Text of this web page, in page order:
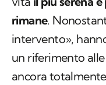
rimane.
intervento»,
un riferimento alle
ancora